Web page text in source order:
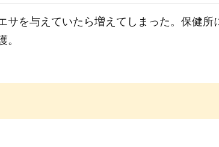
サを与えていたら増えてしまった。保健所
。